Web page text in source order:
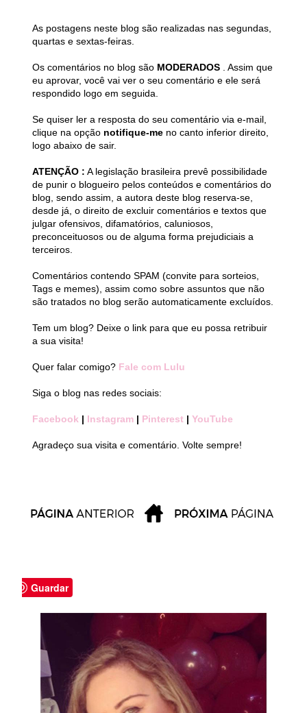
As postagens neste blog são realizadas nas segundas,
quartas e sextas-feiras.
Os comentários no blog são MODERADOS . Assim que
eu aprovar, você vai ver o seu comentário e ele será
respondido logo em seguida.
Se quiser ler a resposta do seu comentário via e-mail,
clique na opção notifique-me no canto inferior direito,
logo abaixo de sair.
ATENÇÃO : A legislação brasileira prevê possibilidade
de punir o blogueiro pelos conteúdos e comentários do
blog, sendo assim, a autora deste blog reserva-se,
desde já, o direito de excluir comentários e textos que
julgar ofensivos, difamatórios, caluniosos,
preconceituosos ou de alguma forma prejudiciais a
terceiros.
Comentários contendo SPAM (convite para sorteios,
Tags e memes), assim como sobre assuntos que não
são tratados no blog serão automaticamente excluídos.
Tem um blog? Deixe o link para que eu possa retribuir
a sua visita!
Quer falar comigo? Fale com Lulu
Siga o blog nas redes sociais:
Facebook | Instagram | Pinterest | YouTube
Agradeço sua visita e comentário. Volte sempre!
Guardar